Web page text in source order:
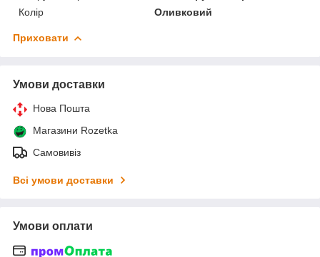
Колір
Оливковий
Приховати
Умови доставки
Нова Пошта
Магазини Rozetka
Самовивіз
Всі умови доставки
Умови оплати